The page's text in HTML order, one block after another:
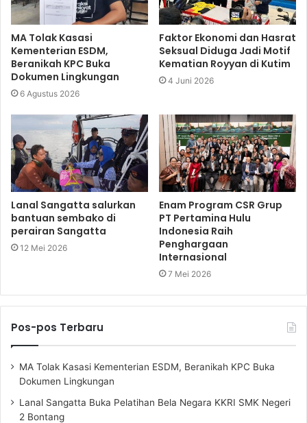
MA Tolak Kasasi
Kementerian ESDM,
Beranikah KPC Buka
Dokumen Lingkungan
6 Agustus 2026
Faktor Ekonomi dan Hasrat
Seksual Diduga Jadi Motif
Kematian Royyan di Kutim
4 Juni 2026
Lanal Sangatta salurkan
bantuan sembako di
perairan Sangatta
12 Mei 2026
Enam Program CSR Grup
PT Pertamina Hulu
Indonesia Raih
Penghargaan
Internasional
7 Mei 2026
Pos-pos Terbaru
MA Tolak Kasasi Kementerian ESDM, Beranikah KPC Buka
Dokumen Lingkungan
Lanal Sangatta Buka Pelatihan Bela Negara KKRI SMK Negeri
2 Bontang